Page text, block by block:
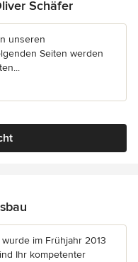
Schäfer
unseren
Seiten werden
im Frühjahr 2013
Ihr kompetenter